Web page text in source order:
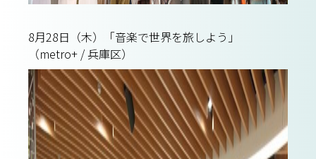
8月28日（木）「音楽で世界を旅しよう」
（metro+ / 兵庫区）